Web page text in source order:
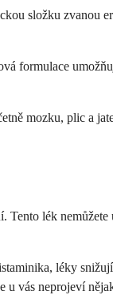
složku zvanou
formulace
mozku, plic a
lék
léky
u vás neprojeví